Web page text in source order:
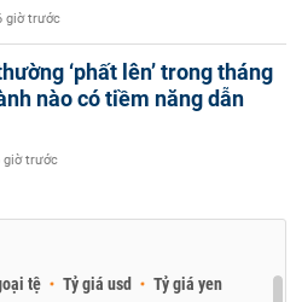
giờ trước
‘phất lên’ trong tháng
nào có tiềm năng dẫn
giờ trước
tệ Tỷ giá usd Tỷ giá yen